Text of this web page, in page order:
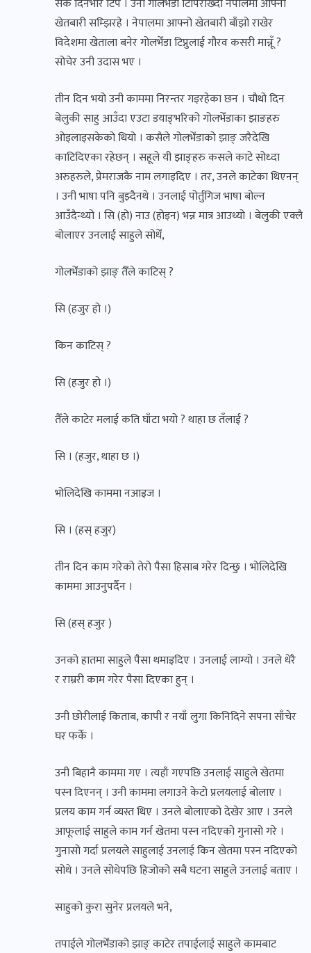
खेतबारी सम्झिरहे । नेपालमा आफ्नो खेतबारी बाँझो राखेर
विदेशमा खेताला बनेर गोलभेँडा टिप्नुलाई गौरव कसरी मान्नूँ ?
सोचेर उनी उदास भए ।
तीन दिन भयो उनी काममा निरन्तर गइरहेका छन । चौथो दिन
बेलुकी साहु आउँदा एउटा डयाङ्भरिको गोलभेँडाका झाङहरु
ओइलाइसकेको थियो । कसैले गोलभेँडाको झाङ् जरैदेखि
काटिदिएका रहेछन् । सहूले यी झाङ्हरु कसले काटे सोध्दा
अरुहरुले, प्रेमराजकै नाम लगाइदिए । तर, उनले काटेका थिएनन्
। उनी भाषा पनि बुझ्दैनथे । उनलाई पोर्तुगिज भाषा बोल्न
आउँदैन्थ्यो । सि (हो) नाउ (होइन) भन्न मात्र आउथ्यो । बेलुकी एक्लै
बोलाएर उनलाई साहुले सोधेँ,
गोलभेँडाको झाङ् तैँले काटिस् ?
सि (हजुर हो ।)
किन काटिस् ?
सि (हजुर हो ।)
तैँले काटेर मलाई कति घाँटा भयो ? थाहा छ तँलाई ?
सि । (हजुर, थाहा छ ।)
भोलिदेखि काममा नआइज ।
सि । (हस् हजुर)
तीन दिन काम गरेको तेरो पैसा हिसाब गरेर दिन्छु । भोलिदेखि
काममा आउनुपर्दैन ।
सि (हस् हजुर )
उनको हातमा साहुले पैसा थमाइदिए । उनलाई लाग्यो । उनले धेरै
र राम्ररी काम गरेर पैसा दिएका हुन् ।
उनी छोरीलाई किताब, कापी र नयाँ लुगा किनिदिने सपना साँचेर
घर फर्के ।
उनी बिहानै काममा गए । त्यहाँ गएपछि उनलाई साहुले खेतमा
पस्न दिएनन् । उनी काममा लगाउने केटो प्रलयलाई बोलाए ।
प्रलय काम गर्न व्यस्त थिए । उनले बोलाएको देखेर आए । उनले
आफूलाई साहुले काम गर्न खेतमा पस्न नदिएको गुनासो गरे ।
गुनासो गर्दा प्रलयले साहुलाई उनलाई किन खेतमा पस्न नदिएको
सोधे । उनले सोधेपछि हिजोको सबै घटना साहुले उनलाई बताए ।
साहुको कुरा सुनेर प्रलयले भने,
तपाईले गोलभेँडाको झाङ् काटेर तपाईलाई साहुले कामबाट